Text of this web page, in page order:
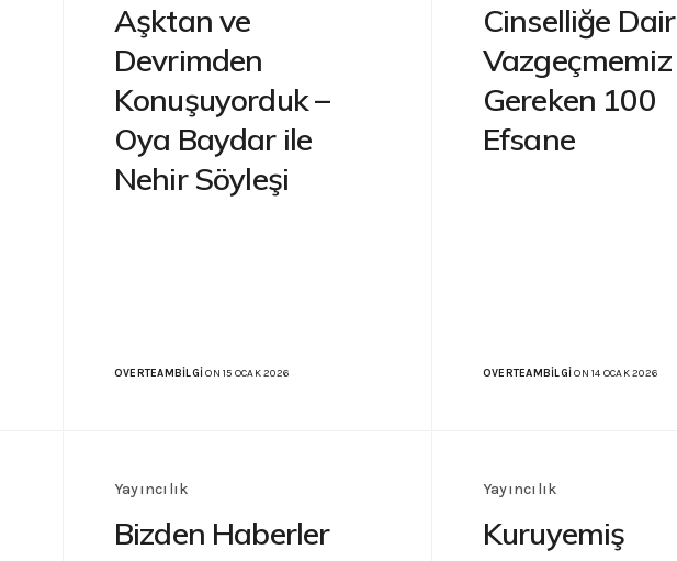
Aşktan ve
Devrimden
Konuşuyorduk –
Oya Baydar ile
Nehir Söyleşi
OVERTEAMBILGI ON 15 OCAK 2026
Cinselliğe Dair
Vazgeçmemiz
Gereken 100
Efsane
OVERTEAMBILGI ON 14 OCAK 2026
Yayıncılık
Bizden Haberler
Yayıncılık
Kuruyemiş